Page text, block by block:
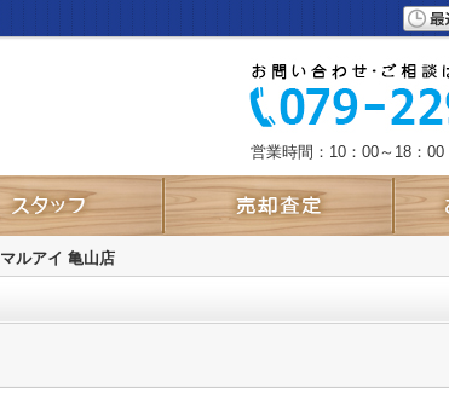
営業時間：10：00～18：00
マルアイ 亀山店